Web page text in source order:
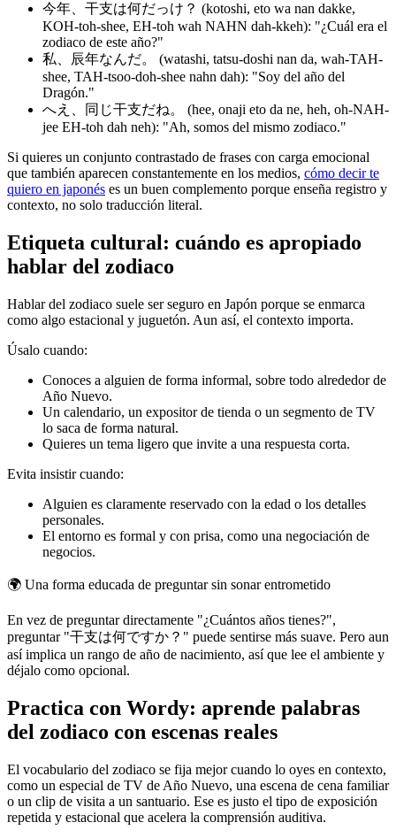
今年、干支は何だっけ？ (kotoshi, eto wa nan dakke,
KOH-toh-shee, EH-toh wah NAHN dah-kkeh): "¿Cuál era el
zodiaco de este año?"
私、辰年なんだ。 (watashi, tatsu-doshi nan da, wah-TAH-
shee, TAH-tsoo-doh-shee nahn dah): "Soy del año del
Dragón."
へえ、同じ干支だね。 (hee, onaji eto da ne, heh, oh-NAH-
jee EH-toh dah neh): "Ah, somos del mismo zodiaco."
Si quieres un conjunto contrastado de frases con carga emocional
que también aparecen constantemente en los medios, cómo decir te
quiero en japonés es un buen complemento porque enseña registro y
contexto, no solo traducción literal.
Etiqueta cultural: cuándo es apropiado
hablar del zodiaco
Hablar del zodiaco suele ser seguro en Japón porque se enmarca
como algo estacional y juguetón. Aun así, el contexto importa.
Úsalo cuando:
Conoces a alguien de forma informal, sobre todo alrededor de
Año Nuevo.
Un calendario, un expositor de tienda o un segmento de TV
lo saca de forma natural.
Quieres un tema ligero que invite a una respuesta corta.
Evita insistir cuando:
Alguien es claramente reservado con la edad o los detalles
personales.
El entorno es formal y con prisa, como una negociación de
negocios.
🌍 Una forma educada de preguntar sin sonar entrometido
En vez de preguntar directamente "¿Cuántos años tienes?",
preguntar "干支は何ですか？" puede sentirse más suave. Pero aun
así implica un rango de año de nacimiento, así que lee el ambiente y
déjalo como opcional.
Practica con Wordy: aprende palabras
del zodiaco con escenas reales
El vocabulario del zodiaco se fija mejor cuando lo oyes en contexto,
como un especial de TV de Año Nuevo, una escena de cena familiar
o un clip de visita a un santuario. Ese es justo el tipo de exposición
repetida y estacional que acelera la comprensión auditiva.